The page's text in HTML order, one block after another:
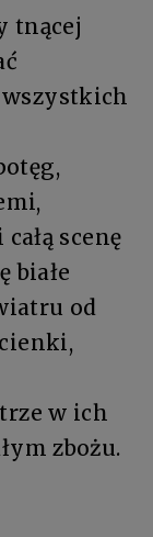
tnącej
scenę
białe
od
w ich
zbożu.